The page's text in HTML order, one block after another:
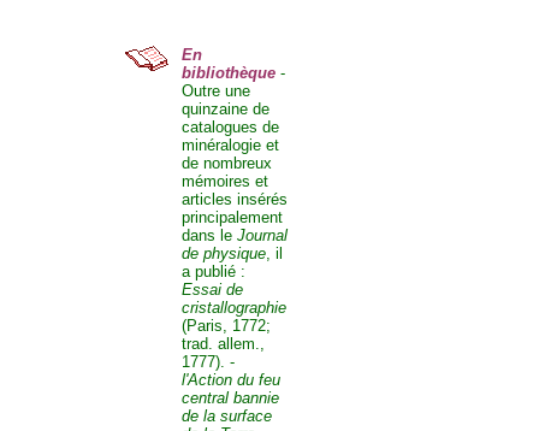
En
bibliothèque -
Outre une
quinzaine de
catalogues de
minéralogie et
de nombreux
mémoires et
articles insérés
principalement
dans le Journal
de physique, il
a publié :
Essai de
cristallographie
(Paris, 1772;
trad. allem.,
1777). -
l'Action du feu
central bannie
de la surface